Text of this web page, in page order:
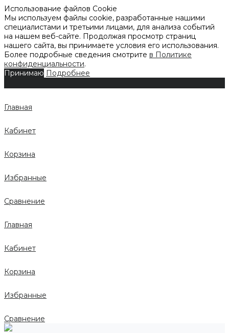
Использование файлов Cookie
Мы используем файлы cookie, разработанные нашими
специалистами и третьими лицами, для анализа событий
на нашем веб-сайте. Продолжая просмотр страниц
нашего сайта, вы принимаете условия его использования.
Более подробные сведения смотрите в Политике
конфиденциальности.
Принимаю Подробнее
Главная
Кабинет
Корзина
Избранные
Сравнение
Главная
Кабинет
Корзина
Избранные
Сравнение